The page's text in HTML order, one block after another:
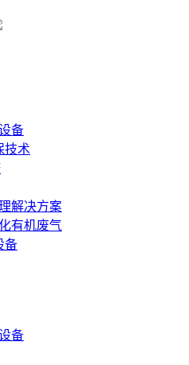
备
技术
解决方案
有机废气
备
备